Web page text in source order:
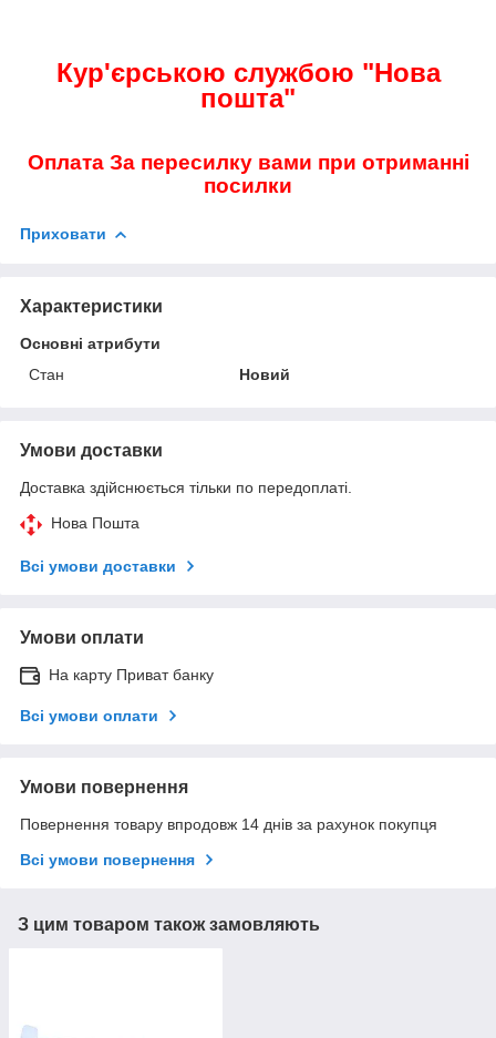
Кур'єрською службою "Нова
пошта"
Оплата За пересилку вами при отриманні
посилки
Приховати
Характеристики
Основні атрибути
Стан
Новий
Умови доставки
Доставка здійснюється тільки по передоплаті.
Нова Пошта
Всі умови доставки
Умови оплати
На карту Приват банку
Всі умови оплати
Умови повернення
Повернення товару впродовж 14 днів за рахунок покупця
Всі умови повернення
З цим товаром також замовляють